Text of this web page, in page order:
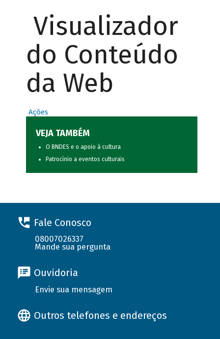
Visualizador
do Conteúdo
da Web
Ações
VEJA TAMBÉM
O BNDES e o apoio à cultura
Patrocínio a eventos culturais
Fale Conosco
08007026337
Mande sua pergunta
Ouvidoria
Envie sua mensagem
Outros telefones e endereços